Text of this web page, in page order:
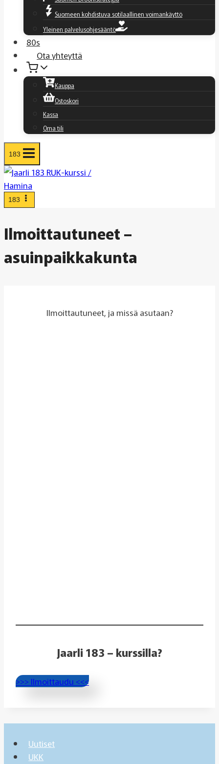
Suomeen kohdistuva sotilaallinen voimankäyttö
Yleinen palvelusohjesääntö
80s
Ota yhteyttä
Kauppa
Ostoskori
Kassa
Oma tili
183
183
Ilmoittautuneet –
asuinpaikkakunta
Ilmoittautuneet, ja missä asutaan?
Jaarli 183 – kurssilla?
>>> Ilmoittaudu <<<
Uutiset
UKK